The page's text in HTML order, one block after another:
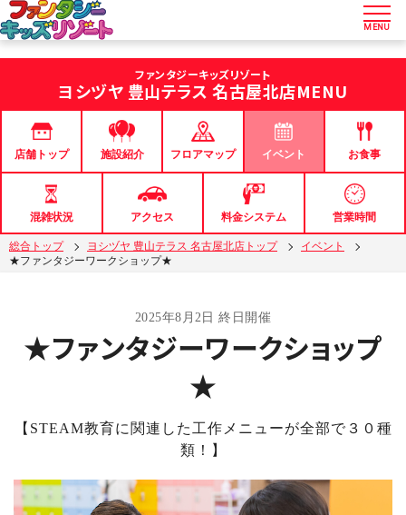
MENU
ファンタジーキッズリゾート
ヨシヅヤ 豊山テラス 名古屋北店MENU
店舗トップ 施設紹介 フロアマップ イベント お食事
混雑状況 アクセス 料金システム 営業時間
総合トップ ヨシヅヤ 豊山テラス 名古屋北店トップ
イベント
★ファンタジーワークショップ★
2025年8月2日 終日開催
★ファンタジーワークショップ
★
【STEAM教育に関連した工作メニューが全部で３０種
類！】